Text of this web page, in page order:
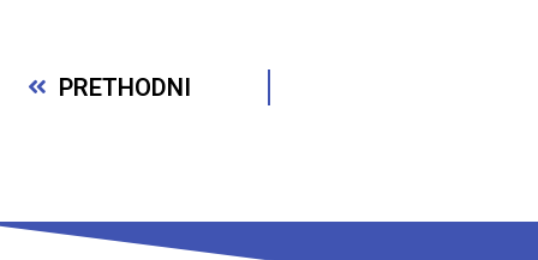
PRETHODNI